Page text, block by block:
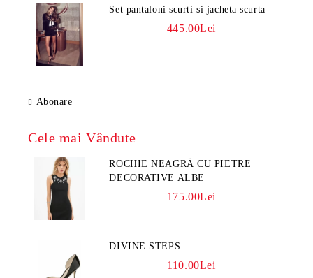
Set pantaloni scurti si jacheta scurta
445.00Lei
Abonare
Cele mai Vândute
ROCHIE NEAGRĂ CU PIETRE
DECORATIVE ALBE
175.00Lei
DIVINE STEPS
110.00Lei